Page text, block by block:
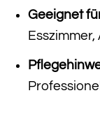
Geeignet